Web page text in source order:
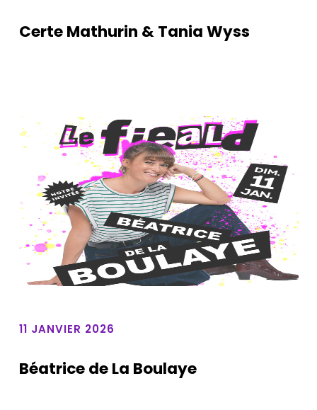
Certe Mathurin & Tania Wyss
11 JANVIER 2026
Béatrice de La Boulaye